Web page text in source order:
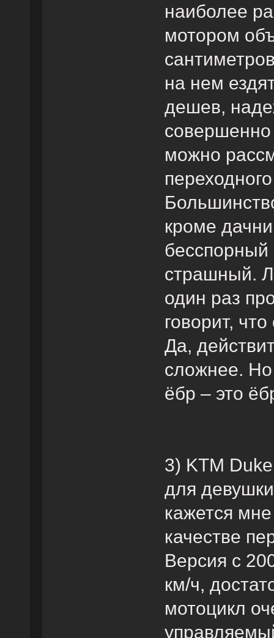
наиболее
мотором
на нем
дешев,
можно
кроме
страшный.
один раз
говорит,
Да,
сложнее.
ёбр – это
3) KTM
для
кажется
качестве
Версия с
км/ч,
мотоцикл